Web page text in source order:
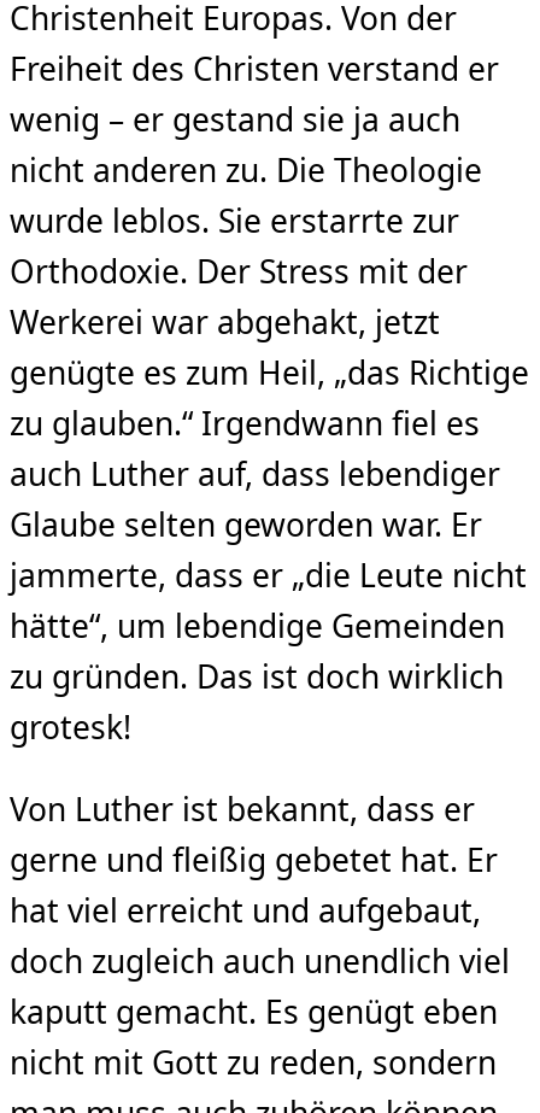
Christenheit Europas. Von der
Freiheit des Christen verstand er
wenig – er gestand sie ja auch
nicht anderen zu. Die Theologie
wurde leblos. Sie erstarrte zur
Orthodoxie. Der Stress mit der
Werkerei war abgehakt, jetzt
genügte es zum Heil, „das Richtige
zu glauben.“ Irgendwann fiel es
auch Luther auf, dass lebendiger
Glaube selten geworden war. Er
jammerte, dass er „die Leute nicht
hätte“, um lebendige Gemeinden
zu gründen. Das ist doch wirklich
grotesk!
Von Luther ist bekannt, dass er
gerne und fleißig gebetet hat. Er
hat viel erreicht und aufgebaut,
doch zugleich auch unendlich viel
kaputt gemacht. Es genügt eben
nicht mit Gott zu reden, sondern